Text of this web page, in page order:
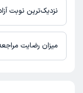
دسترس نیست. برای
نزدیک‌ترین نوبت
زمان نوبت‌دهی و پذیرش
میزان رضایت